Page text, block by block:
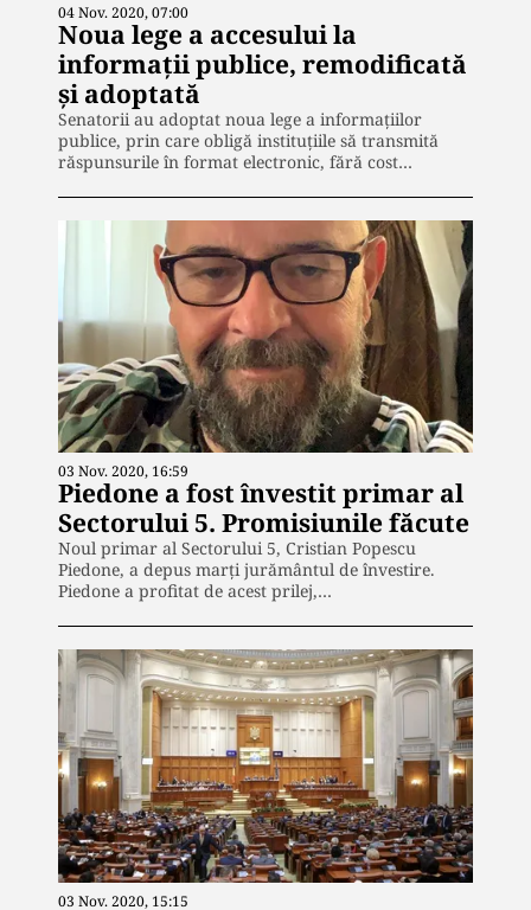
04 Nov. 2020, 07:00
Noua lege a accesului la
informații publice, remodificată
și adoptată
Senatorii au adoptat noua lege a informațiilor
publice, prin care obligă instituțiile să transmită
răspunsurile în format electronic, fără cost…
03 Nov. 2020, 16:59
Piedone a fost învestit primar al
Sectorului 5. Promisiunile făcute
Noul primar al Sectorului 5, Cristian Popescu
Piedone, a depus marţi jurământul de învestire.
Piedone a profitat de acest prilej,…
03 Nov. 2020, 15:15